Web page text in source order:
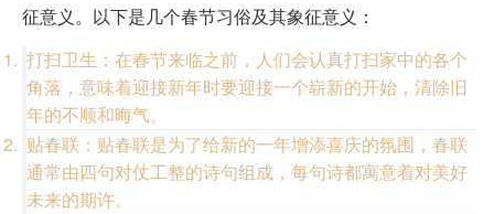
征意义。以下是几个春节习俗及其象征意义：
打扫卫生：在春节来临之前，人们会认真打扫家中的各个
角落，意味着迎接新年时要迎接一个崭新的开始，清除旧
年的不顺和晦气。
贴春联：贴春联是为了给新的一年增添喜庆的氛围，春联
通常由四句对仗工整的诗句组成，每句诗都寓意着对美好
未来的期许。